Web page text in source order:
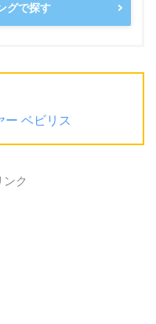
グで探す
ー ベビリス
ク